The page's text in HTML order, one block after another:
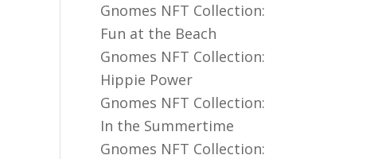
Gnomes NFT Collection:
Fun at the Beach
Gnomes NFT Collection:
Hippie Power
Gnomes NFT Collection:
In the Summertime
Gnomes NFT Collection: